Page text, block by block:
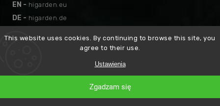
This website uses cookies. By continuing to browse this site, you
agree to their use.
Ustawienia
Zgadzam się
EN - higarden.eu
DE - higarden.de
Opracował
Premium
Copyright 2026higarden.pl. Wszystkie prawa zastrzeżone.